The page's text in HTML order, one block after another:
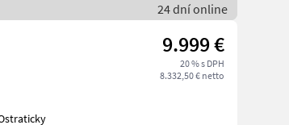
24 dní online
9.999 €
20 % s DPH
8.332,50 € netto